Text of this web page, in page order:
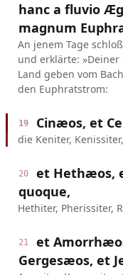
hanc a fluvio
magnum
An jenem Tage
und erklärte:
Land geben vom
den Euphratstrom:
19 Cinæos, et
die Keniter,
20
et Hethæos,
quoque,
Hethiter, Pherissiter,
21
et
Gergesæos, et